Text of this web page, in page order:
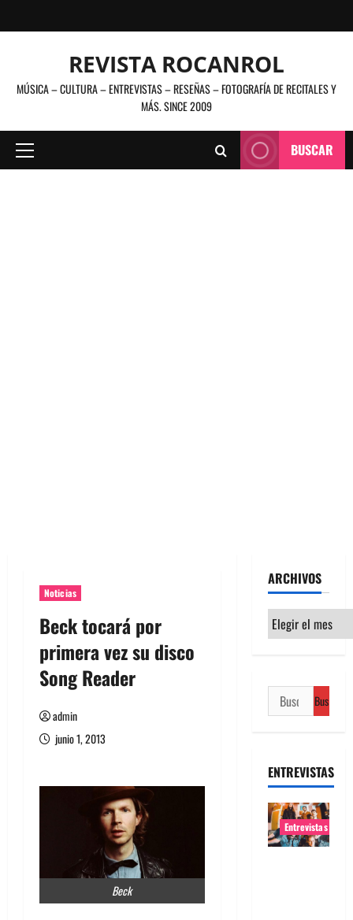
al
REVISTA ROCANROL
MÚSICA – CULTURA – ENTREVISTAS – RESEÑAS – FOTOGRAFÍA DE RECITALES Y
MÁS. SINCE 2009
Menú
BUSCAR
Noticias
Beck tocará por
primera vez su disco
Song Reader
admin
junio 1, 2013
Beck
ARCHIVOS
Archivos
Buscar:
ENTREVISTAS
Entrevistas